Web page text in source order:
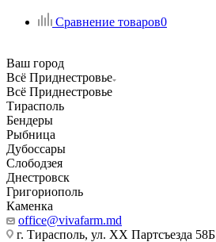
Сравнение товаров0
Ваш город
Всё Приднестровье
Всё Приднестровье
Тирасполь
Бендеры
Рыбница
Дубоссары
Слободзея
Днестровск
Григориополь
Каменка
office@vivafarm.md
г. Тирасполь, ул. ХХ Партсъезда 58Б